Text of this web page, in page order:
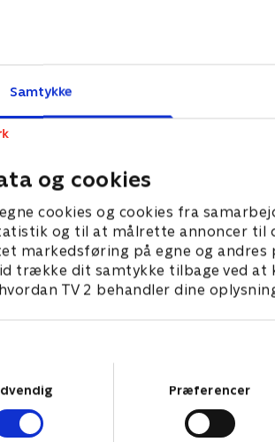
Samtykke
og cookies
cookies og cookies fra
og til at målrette annoncer til
markedsføring på egne og
trække dit samtykke tilbage ved at
TV 2 behandler dine
Præferencer
vi for
og
på tide
brug
sparkede J-dag i gang
alternative proteinkilder